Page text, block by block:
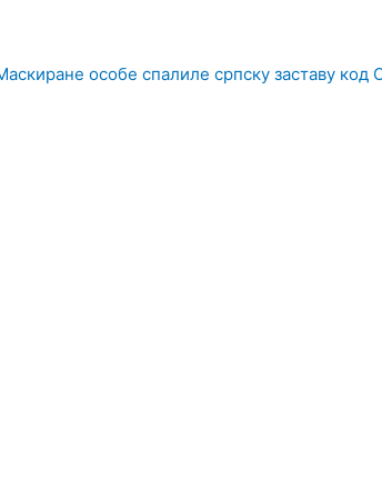
особе спалиле српску заставу код